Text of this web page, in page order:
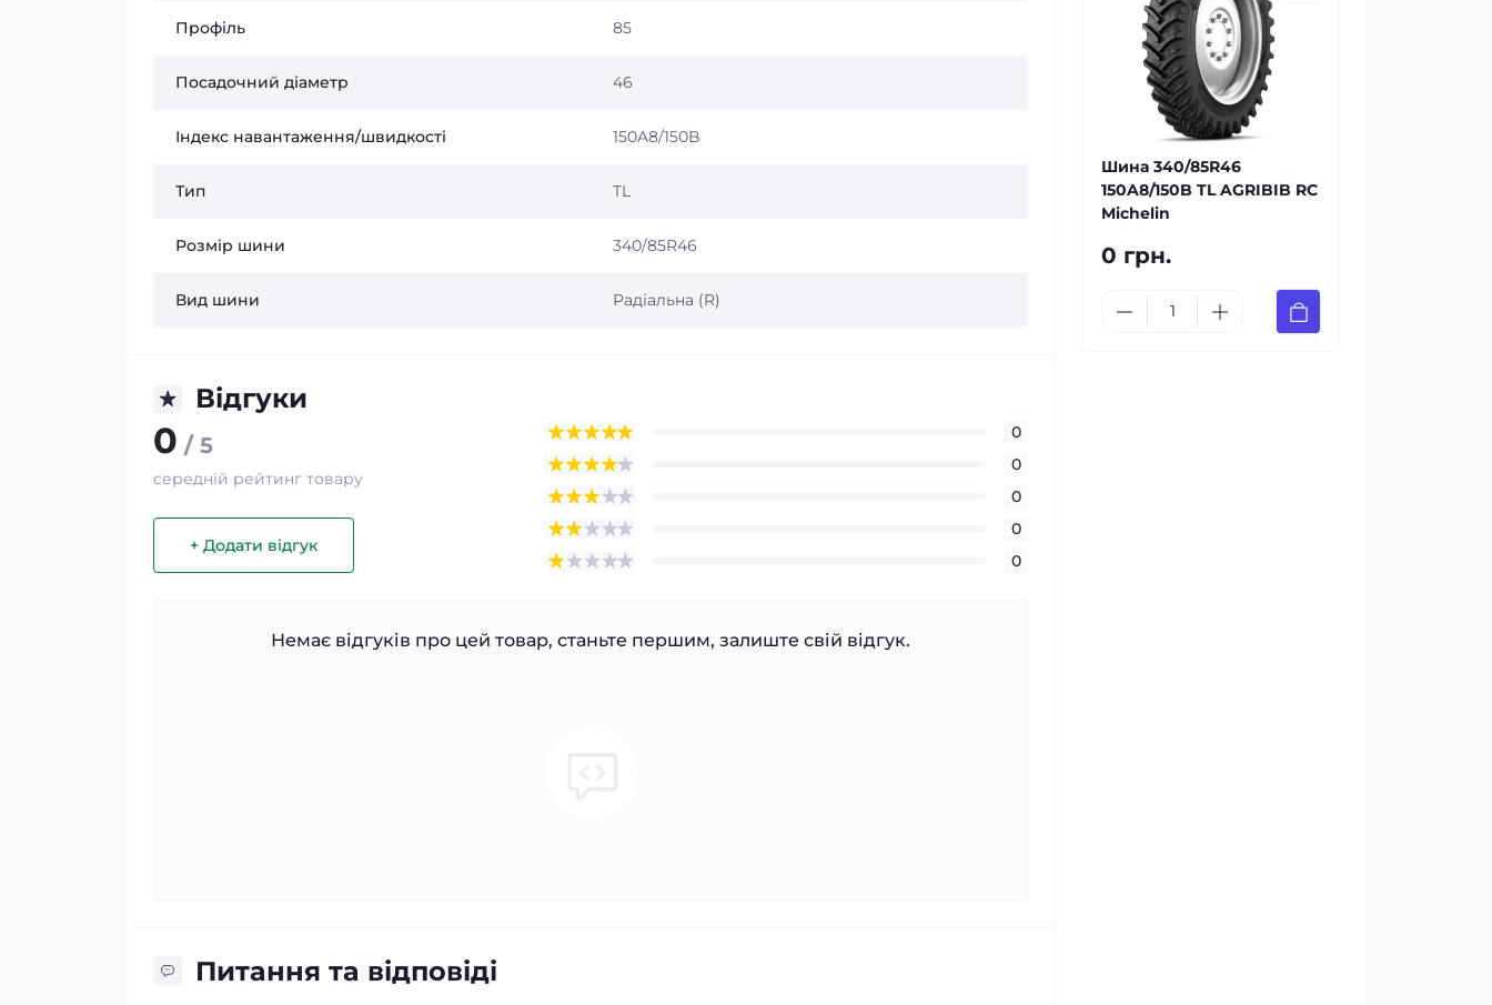
Профіль 85
Посадочний діаметр 46
Індекс навантаження/швидкості 150A8/150B
Тип TL
Розмір шини 340/85R46
Вид шини Радіальна (R)
Відгуки
0 / 5
середній рейтинг товару
+ Додати відгук
0
0
0
0
0
Немає відгуків про цей товар, станьте першим, залиште свій відгук.
Питання та відповіді
Шина 340/85R46
150A8/150B TL AGRIBIB RC
Michelin
0 грн.